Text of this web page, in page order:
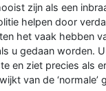
zijn als een
helpen door
het vaak hebben
u gedaan worden.
en ziet precies als
van de ‘normale’